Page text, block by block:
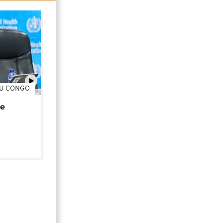
01:02
CONGO